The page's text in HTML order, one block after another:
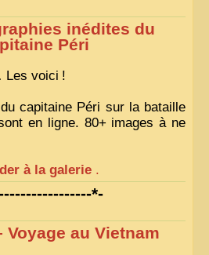
inédites du
Péri
Les voici !
capitaine Péri sur la bataille
en ligne. 80+ images à ne
à la galerie .
*-
Voyage au Vietnam